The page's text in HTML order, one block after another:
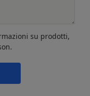
su prodotti,